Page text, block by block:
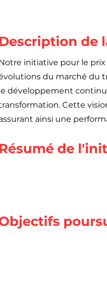
Description de
initiative pour le prix
du marché du
développement
Cette
ainsi une
Résumé de